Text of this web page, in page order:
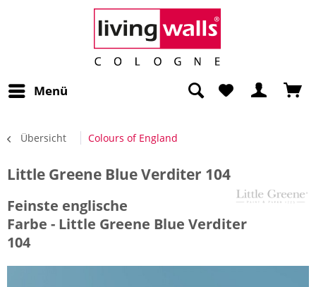
Menü
Übersicht Colours of England
Little Greene Blue Verditer 104
Feinste englische
Farbe - Little Greene Blue Verditer
104